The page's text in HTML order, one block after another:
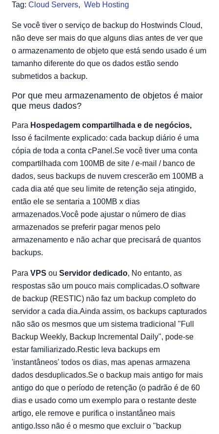
Tag: Cloud Servers, Web Hosting
meus dados?
Por que o armazenamento de objetos é menor que
meus dados?
Tutoriais de hospedagem na web relacionados:
Se você tiver o serviço de backup do Hostwinds Cloud,
não deve ser mais do que alguns dias antes de ver que
o armazenamento de objeto que está sendo usado é um
tamanho diferente do que os dados estão sendo
submetidos a backup.
Por que meu armazenamento de objetos é maior
que meus dados?
Para Hospedagem compartilhada e de negócios,
Isso é facilmente explicado: cada backup diário é uma
cópia de toda a conta cPanel.Se você tiver uma conta
compartilhada com 100MB de site / e-mail / banco de
dados, seus backups de nuvem crescerão em 100MB a
cada dia até que seu limite de retenção seja atingido,
então ele se sentaria a 100MB x dias
armazenados.Você pode ajustar o número de dias
armazenados se preferir pagar menos pelo
armazenamento e não achar que precisará de quantos
backups.
Para VPS ou Servidor dedicado, No entanto, as
respostas são um pouco mais complicadas.O software
de backup (RESTIC) não faz um backup completo do
servidor a cada dia.Ainda assim, os backups capturados
não são os mesmos que um sistema tradicional "Full
Backup Weekly, Backup Incremental Daily", pode-se
estar familiarizado.Restic leva backups em
'instantâneos' todos os dias, mas apenas armazena
dados desduplicados.Se o backup mais antigo for mais
antigo do que o período de retenção (o padrão é de 60
dias e usado como um exemplo para o restante deste
artigo, ele remove e purifica o instantâneo mais
antigo.Isso não é o mesmo que excluir o "backup